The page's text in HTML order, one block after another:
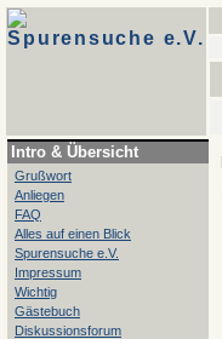
Spurensuche e.V.
Intro & Übersicht
Grußwort
Anliegen
FAQ
Alles auf einen Blick
Spurensuche e.V.
Impressum
Wichtig
Gästebuch
Diskussionsforum